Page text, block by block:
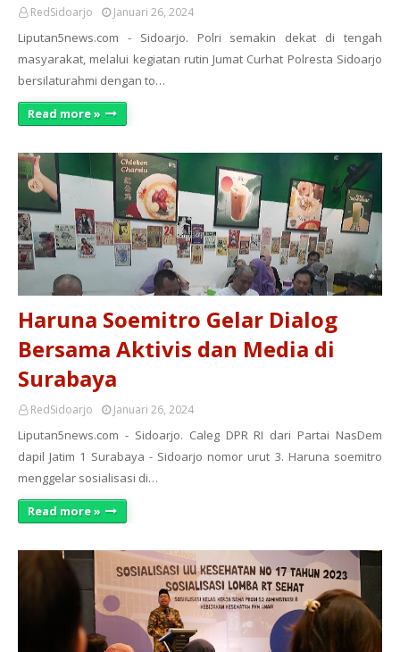
RedSidoarjo Januari 26, 2024
Liputan5news.com - Sidoarjo. Polri semakin dekat di tengah
masyarakat, melalui kegiatan rutin Jumat Curhat Polresta Sidoarjo
bersilaturahmi dengan to…
Read more »
Haruna Soemitro Gelar Dialog
Bersama Aktivis dan Media di
Surabaya
RedSidoarjo Januari 26, 2024
Liputan5news.com - Sidoarjo. Caleg DPR RI dari Partai NasDem
dapil Jatim 1 Surabaya - Sidoarjo nomor urut 3. Haruna soemitro
menggelar sosialisasi di…
Read more »